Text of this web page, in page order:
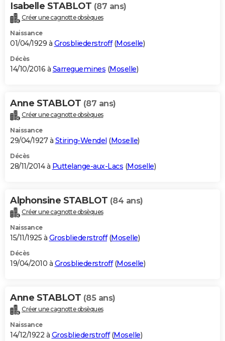
Isabelle STABLOT (87 ans)
Créer une cagnotte obsèques
Naissance
01/04/1929 à Grosbliederstroff(Moselle)
Décès
14/10/2016 à Sarreguemines (Moselle)
Anne STABLOT (87 ans)
Créer une cagnotte obsèques
Naissance
29/04/1927 à Stiring-Wendel (Moselle)
Décès
28/11/2014 à Puttelange-aux-Lacs (Moselle)
Alphonsine STABLOT (84 ans)
Créer une cagnotte obsèques
Naissance
15/11/1925 à Grosbliederstroff(Moselle)
Décès
19/04/2010 à Grosbliederstroff(Moselle)
Anne STABLOT (85 ans)
Créer une cagnotte obsèques
Naissance
14/12/1922 à Grosbliederstroff(Moselle)